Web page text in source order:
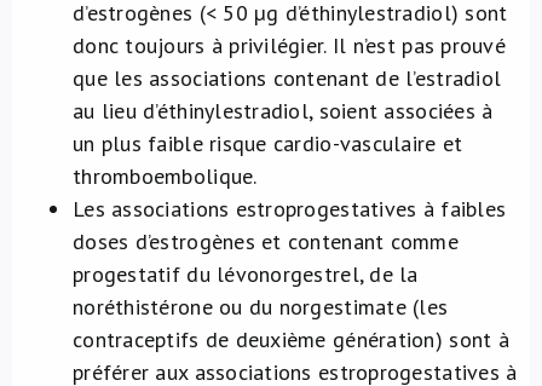
d’estrogènes (< 50 µg d’éthinylestradiol) sont
donc toujours à privilégier. Il n’est pas prouvé
que les associations contenant de l’estradiol
au lieu d’éthinylestradiol, soient associées à
un plus faible risque cardio-vasculaire et
thromboembolique.
Les associations estroprogestatives à faibles
doses d’estrogènes et contenant comme
progestatif du lévonorgestrel, de la
noréthistérone ou du norgestimate (les
contraceptifs de deuxième génération) sont à
préférer aux associations estroprogestatives à